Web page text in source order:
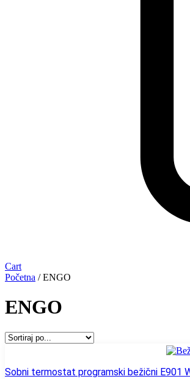
Cart
Početna / ENGO
ENGO
Sobni termostat programski bežični E901